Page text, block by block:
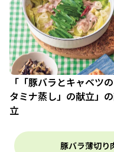
「「豚バラとキャベツ
タミナ蒸し」の献立」
立
豚バラ薄切り